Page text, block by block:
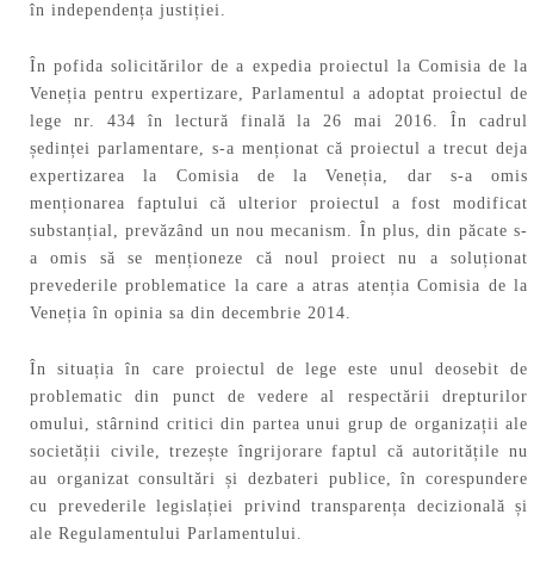
în independența justiției.
În pofida solicitărilor de a expedia proiectul la Comisia de la
Veneția pentru expertizare, Parlamentul a adoptat proiectul de
lege nr. 434 în lectură finală la 26 mai 2016. În cadrul
ședinței parlamentare, s-a menționat că proiectul a trecut deja
expertizarea la Comisia de la Veneția, dar s-a omis
menționarea faptului că ulterior proiectul a fost modificat
substanțial, prevăzând un nou mecanism. În plus, din păcate s-
a omis să se menționeze că noul proiect nu a soluționat
prevederile problematice la care a atras atenția Comisia de la
Veneția în opinia sa din decembrie 2014.
În situația în care proiectul de lege este unul deosebit de
problematic din punct de vedere al respectării drepturilor
omului, stârnind critici din partea unui grup de organizații ale
societății civile, trezește îngrijorare faptul că autoritățile nu
au organizat consultări și dezbateri publice, în corespundere
cu prevederile legislației privind transparența decizională și
ale Regulamentului Parlamentului.